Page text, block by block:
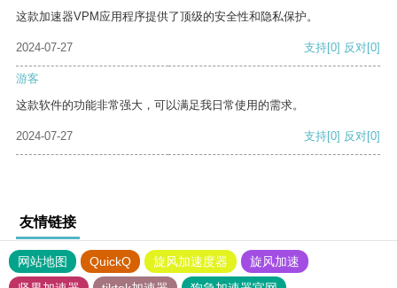
这款加速器VPM应用程序提供了顶级的安全性和隐私保护。
2024-07-27 支持[0] 反对[0]
游客
这款软件的功能非常强大，可以满足我日常使用的需求。
2024-07-27 支持[0] 反对[0]
友情链接
网站地图 QuickQ 旋风加速度器
旋风加速